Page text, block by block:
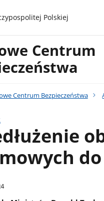
Polskiej
Centrum
Centrum Bezpieczeństwa